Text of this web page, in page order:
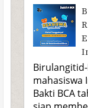
mahasiswa
Bakti BCA